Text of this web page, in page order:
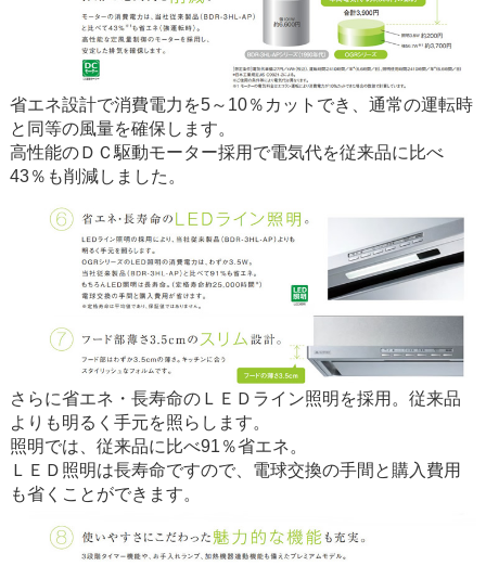
省エネ設計で消費電力を5～10％カットでき、通常の運転時
と同等の風量を確保します。
高性能のＤＣ駆動モーター採用で電気代を従来品に比べ
43％も削減しました。
さらに省エネ・長寿命のＬＥＤライン照明を採用。従来品
よりも明るく手元を照らします。
照明では、従来品に比べ91％省エネ。
ＬＥＤ照明は長寿命ですので、電球交換の手間と購入費用
も省くことができます。